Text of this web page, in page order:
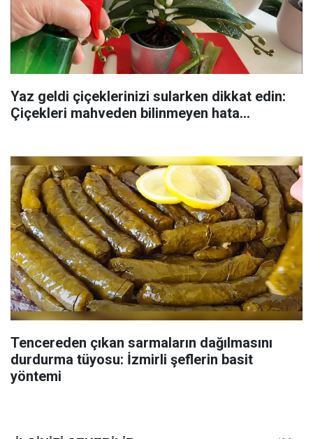
Yaz geldi çiçeklerinizi sularken dikkat edin:
Çiçekleri mahveden bilinmeyen hata...
Tencereden çıkan sarmaların dağılmasını
durdurma tüyosu: İzmirli şeflerin basit
yöntemi